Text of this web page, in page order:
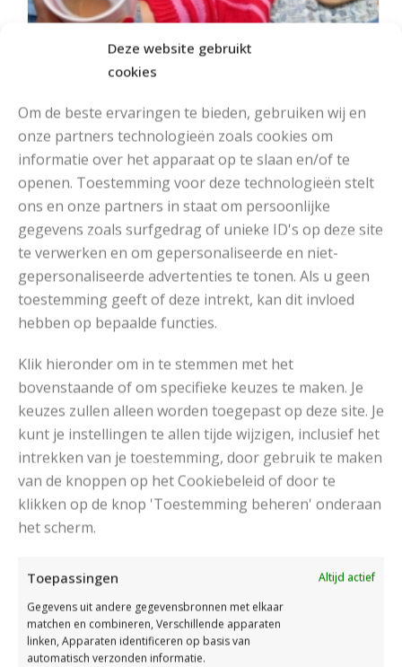
Deze website gebruikt
cookies
Om de beste ervaringen te bieden, gebruiken wij en
onze partners technologieën zoals cookies om
informatie over het apparaat op te slaan en/of te
openen. Toestemming voor deze technologieën stelt
ons en onze partners in staat om persoonlijke
gegevens zoals surfgedrag of unieke ID's op deze site
te verwerken en om gepersonaliseerde en niet-
gepersonaliseerde advertenties te tonen. Als u geen
toestemming geeft of deze intrekt, kan dit invloed
hebben op bepaalde functies.
Klik hieronder om in te stemmen met het
bovenstaande of om specifieke keuzes te maken. Je
keuzes zullen alleen worden toegepast op deze site. Je
kunt je instellingen te allen tijde wijzigen, inclusief het
intrekken van je toestemming, door gebruik te maken
van de knoppen op het Cookiebeleid of door te
klikken op de knop 'Toestemming beheren' onderaan
het scherm.
Toepassingen
Altijd actief
Gegevens uit andere gegevensbronnen met elkaar
matchen en combineren, Verschillende apparaten
linken, Apparaten identificeren op basis van
automatisch verzonden informatie.